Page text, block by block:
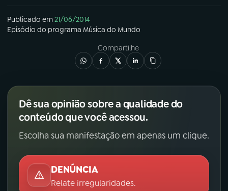
Publicado em21/06/2014
Episódio do programa Música do Mundo
Compartilhe
Dê sua opinião sobre a qualidade do
conteúdo que você acessou.
Escolha sua manifestação em apenas um clique.
DENÚNCIA
Relate irregularidades.